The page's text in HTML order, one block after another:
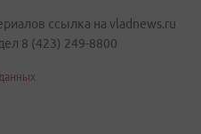
ссылка на vladnews.ru
8 (423) 249-8800